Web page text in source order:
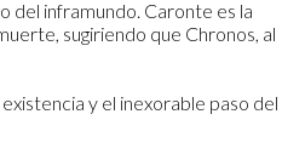
del inframundo. Caronte es la
sugiriendo que Chronos, al
y el inexorable paso del